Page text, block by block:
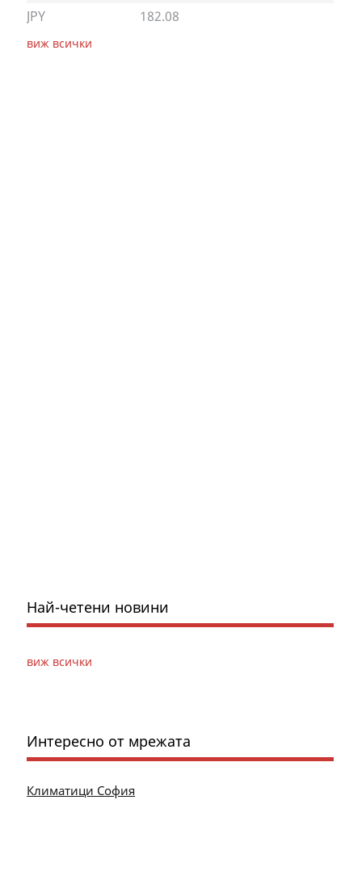
JPY
182.08
виж всички
Най-четени новини
виж всички
Интересно от мрежата
Климатици София